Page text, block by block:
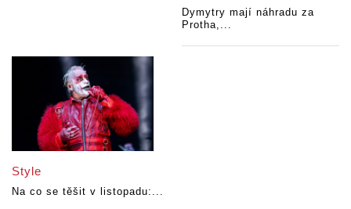
Dymytry mají náhradu za
Protha,...
Style
Na co se těšit v listopadu:...